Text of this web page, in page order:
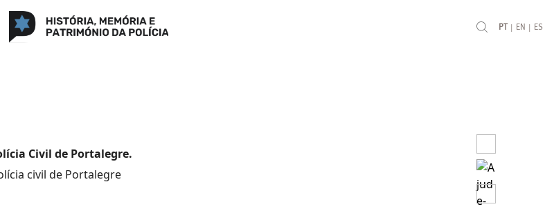
PT | EN | ES
Civil de Portalegre.
civil de Portalegre